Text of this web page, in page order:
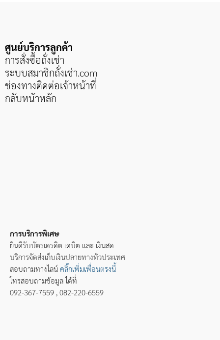
ศูนย์บริการลูกค้า
การสั่งซื้อถั่งเช่า
ระบบสมาชิกถั่งเช่า.com
ช่องทางติดต่อเจ้าหน้าที่
กลับหน้าหลัก
การบริการพิเศษ
ยินดีรับบัตรเดรดิต เดบิต และ เงินสด
บริการจัดส่งเก็บเงินปลายทางทั่วประเทศ
สอบถามทางไลน์ คลิ๊กเพิ่มเพื่อนตรงนี้
โทรสอบถามข้อมูล ได้ที่
092-367-7559 , 082-220-6559